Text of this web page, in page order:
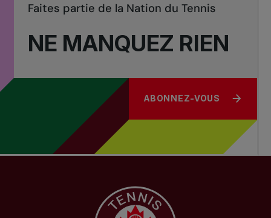
NE MANQUEZ RIEN
Faites partie de la Nation du Tennis
ABONNEZ-VOUS